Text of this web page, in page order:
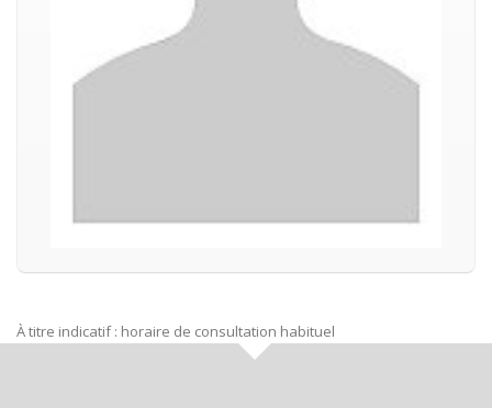
À titre indicatif : horaire de consultation habituel